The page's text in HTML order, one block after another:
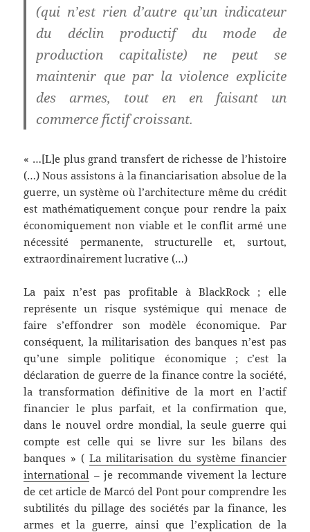
(qui n’est rien d’autre qu’un indicateur
du déclin productif du mode de
production capitaliste) ne peut se
maintenir que par la violence explicite
des armes, tout en en faisant un
commerce fictif croissant.
« …[L]e plus grand transfert de richesse de l’histoire
(…) Nous assistons à la financiarisation absolue de la
guerre, un système où l’architecture même du crédit
est mathématiquement conçue pour rendre la paix
économiquement non viable et le conflit armé une
nécessité permanente, structurelle et, surtout,
extraordinairement lucrative (…)
La paix n’est pas profitable à BlackRock ; elle
représente un risque systémique qui menace de
faire s’effondrer son modèle économique. Par
conséquent, la militarisation des banques n’est pas
qu’une simple politique économique ; c’est la
déclaration de guerre de la finance contre la société,
la transformation définitive de la mort en l’actif
financier le plus parfait, et la confirmation que,
dans le nouvel ordre mondial, la seule guerre qui
compte est celle qui se livre sur les bilans des
banques » (La militarisation du système financier
international – je recommande vivement la lecture
de cet article de Marcó del Pont pour comprendre les
subtilités du pillage des sociétés par la finance, les
armes et la guerre, ainsi que l’explication de la